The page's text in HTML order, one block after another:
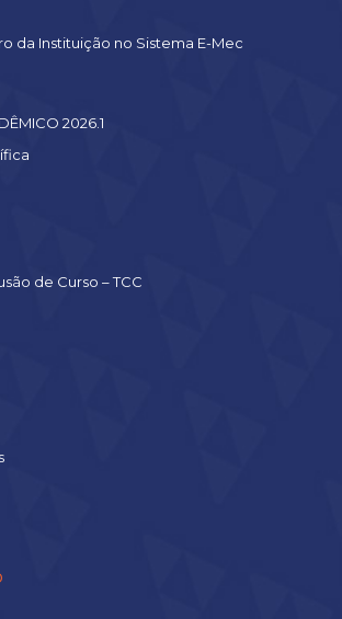
da Instituição no Sistema E-Mec
2026.1
de Curso – TCC